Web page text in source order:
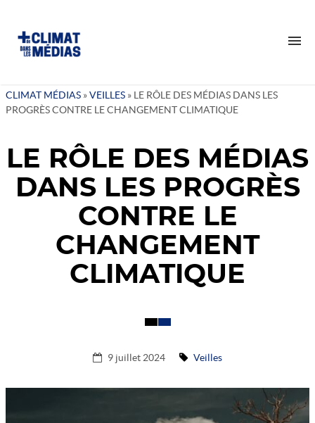
NOTRE IMPACT
NOS VALEURS
NOTRE ÉQUIPE
NOS INTERVENTIONS
VEILLES
ACTUALITÉS DE L’ASSO
CLIMAT MÉDIAS »VEILLES » LE RÔLE DES MÉDIAS DANS LES
PROGRÈS CONTRE LE CHANGEMENT CLIMATIQUE
LE RÔLE DES MÉDIAS
DANS LES PROGRÈS
CONTRE LE
CHANGEMENT
CLIMATIQUE
9 juillet 2024 Veilles